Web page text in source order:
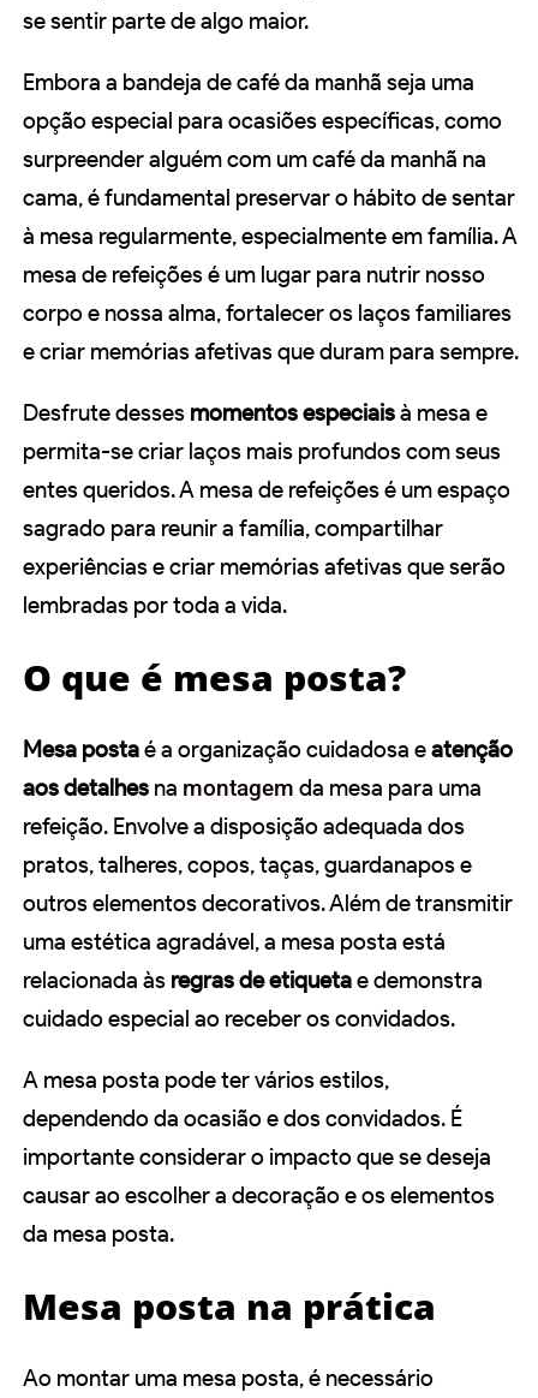
se sentir parte de algo maior.
Embora a bandeja de café da manhã seja uma
opção especial para ocasiões específicas, como
surpreender alguém com um café da manhã na
cama, é fundamental preservar o hábito de sentar
à mesa regularmente, especialmente em família. A
mesa de refeições é um lugar para nutrir nosso
corpo e nossa alma, fortalecer os laços familiares
e criar memórias afetivas que duram para sempre.
Desfrute desses momentos especiaisà mesa e
permita-se criar laços mais profundos com seus
entes queridos. A mesa de refeições é um espaço
sagrado para reunir a família, compartilhar
experiências e criar memórias afetivas que serão
lembradas por toda a vida.
O que é mesa posta?
Mesa postaé a organização cuidadosa eatenção
aos detalhes na montagem da mesa para uma
refeição. Envolve a disposição adequada dos
pratos, talheres, copos, taças, guardanapos e
outros elementos decorativos. Além de transmitir
uma estética agradável, a mesa posta está
relacionada às regras de etiquetae demonstra
cuidado especial ao receber os convidados.
A mesa posta pode ter vários estilos,
dependendo da ocasião e dos convidados. É
importante considerar o impacto que se deseja
causar ao escolher a decoração e os elementos
da mesa posta.
Mesa posta na prática
Ao montar uma mesa posta, é necessário